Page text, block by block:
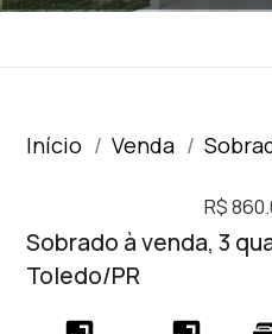
Início Venda
R$
Sobrado à venda, 3
Toledo/PR